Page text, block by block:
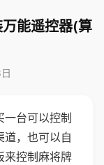
能遥控器(算
台可以控制
道，也可以自
来控制麻将牌